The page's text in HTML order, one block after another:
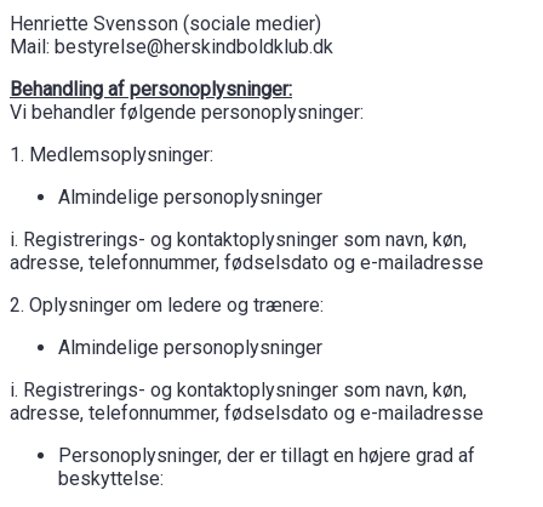
Henriette Svensson (sociale medier)
Mail: bestyrelse@herskindboldklub.dk
Behandling af personoplysninger:
Vi behandler følgende personoplysninger:
1. Medlemsoplysninger:
Almindelige personoplysninger
i. Registrerings- og kontaktoplysninger som navn, køn,
adresse, telefonnummer, fødselsdato og e-mailadresse
2. Oplysninger om ledere og trænere:
Almindelige personoplysninger
i. Registrerings- og kontaktoplysninger som navn, køn,
adresse, telefonnummer, fødselsdato og e-mailadresse
Personoplysninger, der er tillagt en højere grad af
beskyttelse: